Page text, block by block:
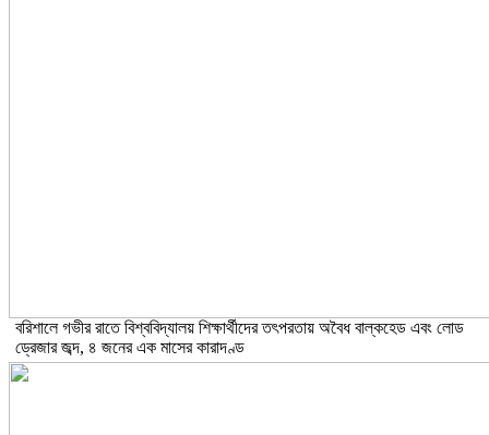
বরিশালে গভীর রাতে বিশ্ববিদ্যালয় শিক্ষার্থীদের তৎপরতায় অবৈধ বাল্কহেড এবং লোড
ড্রেজার জব্দ, ৪ জনের এক মাসের কারাদণ্ড